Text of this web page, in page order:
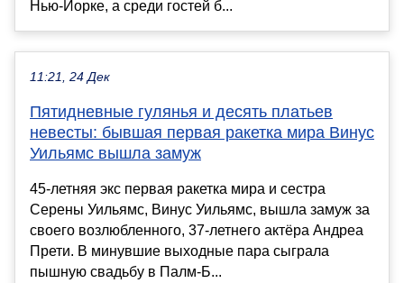
Нью-Йорке, а среди гостей б...
11:21, 24 Дек
Пятидневные гулянья и десять платьев
невесты: бывшая первая ракетка мира Винус
Уильямс вышла замуж
45-летняя экс первая ракетка мира и сестра
Серены Уильямс, Винус Уильямс, вышла замуж за
своего возлюбленного, 37-летнего актёра Андреа
Прети. В минувшие выходные пара сыграла
пышную свадьбу в Палм-Б...